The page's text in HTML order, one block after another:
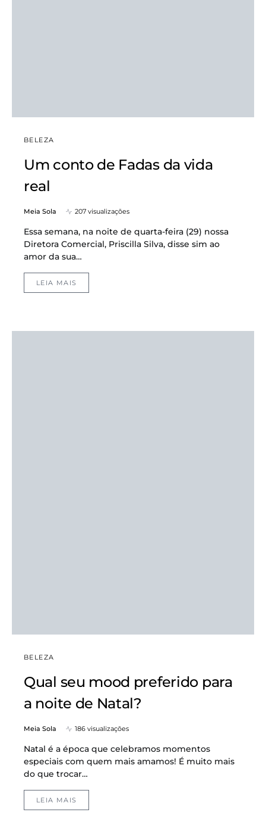
BELEZA
Um conto de Fadas da vida
real
Meia Sola 207 visualizações
Essa semana, na noite de quarta-feira (29) nossa
Diretora Comercial, Priscilla Silva, disse sim ao
amor da sua…
LEIA MAIS
BELEZA
Qual seu mood preferido para
a noite de Natal?
Meia Sola 186 visualizações
Natal é a época que celebramos momentos
especiais com quem mais amamos! É muito mais
do que trocar…
LEIA MAIS